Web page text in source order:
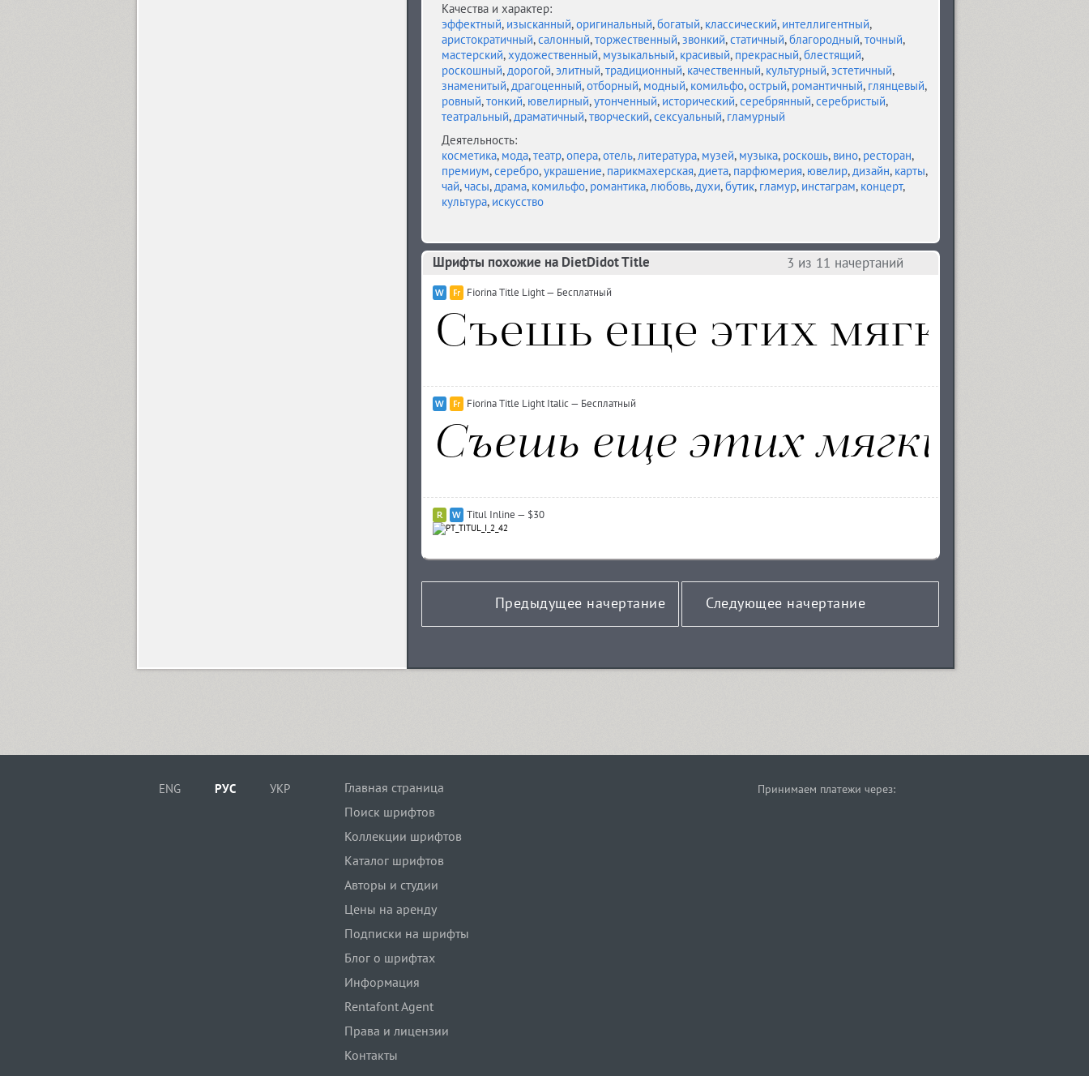
Dotage (4)
TT Drugs Condensed (10)
Качества и характер:
эффектный, изысканный,оригинальный,богатый, классический, интеллигентный,
аристократичный,салонный,торжественный,звонкий,статичный,благородный,точный,
мастерский,художественный, музыкальный, красивый, прекрасный,блестящий,
роскошный,дорогой,элитный,традиционный, качественный, культурный,эстетичный,
знаменитый,драгоценный,отборный, модный, комильфо,острый, романтичный, глянцевый,
ровный,тонкий, ювелирный,утонченный, исторический,серебрянный,серебристый,
театральный,драматичный,творческий,сексуальный, гламурный
Деятельность:
косметика, мода,театр,опера,отель,литература, музей, музыка, роскошь, вино, ресторан,
премиум,серебро,украшение, парикмахерская,диета, парфюмерия, ювелир,дизайн, карты,
чай,часы,драма, комильфо, романтика,любовь,духи,бутик, гламур, инстаграм, концерт,
культура, искусство
Шрифты похожие на DietDidot Title 3 из 11 начертаний
Fiorina Title Light — Бесплатный
Fiorina Title Light Italic — Бесплатный
Titul Inline — $30
Предыдущее начертание Следующее начертание
ENG РУС УКР
Главная страница
Поиск шрифтов
Коллекции шрифтов
Каталог шрифтов
Авторы и студии
Цены на аренду
Подписки на шрифты
Блог о шрифтах
Информация
Rentafont Agent
Права и лицензии
Контакты
Принимаем платежи через: